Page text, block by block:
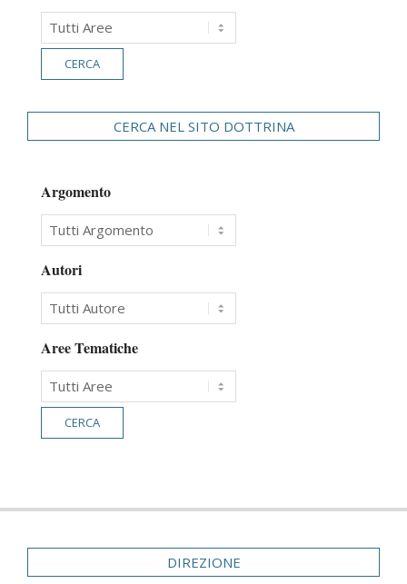
CERCA NEL SITO DOTTRINA
Argomento
Autori
Aree Tematiche
DIREZIONE